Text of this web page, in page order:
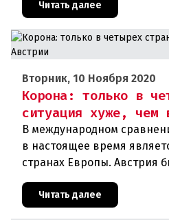
процентов граждан
Читать далее
Вторник, 10 Ноября 2020
Корона: только в
ситуация хуже, чем
В международном
в настоящее время
странах Европы. Австрия
образцовых стран во
короны, но сейчас сильно
Читать далее